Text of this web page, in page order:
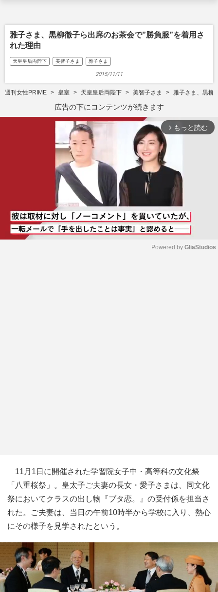
雅子さま、黒柳徹子ら出席のお茶会で”勝負服”を着用さ
れた理由
天皇皇后両陛下 美智子さま 雅子さま
2015/11/11
週刊女性PRIME 皇室 天皇皇后両陛下 美智子さま 雅子さま、黒柳
広告の下にコンテンツが続きます
arrow_forward_ios もっと読む
Powered by GliaStudios
11月1日に開催された学習院女子中・高等科の文化祭
「八重桜祭」。皇太子ご夫妻の長女・愛子さまは、同文化
祭においてクラスの出し物『ブタ恋。』の受付係を担当さ
れた。ご夫妻は、当日の午前10時半から学校に入り、熱心
にその様子を見学されたという。